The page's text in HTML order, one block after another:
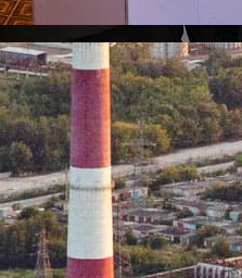
поздравили с праздником